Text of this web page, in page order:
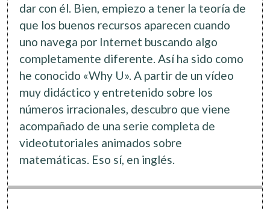
Música
Redes sociales
Software
dar con él. Bien, empiezo a tener la teoría de
que los buenos recursos aparecen cuando
uno navega por Internet buscando algo
completamente diferente. Así ha sido como
he conocido «Why U». A partir de un vídeo
muy didáctico y entretenido sobre los
números irracionales, descubro que viene
acompañado de una serie completa de
videotutoriales animados sobre
matemáticas. Eso sí, en inglés.